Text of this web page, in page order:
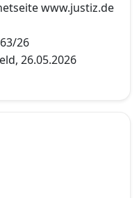
www.justiz.de
26
26.05.2026